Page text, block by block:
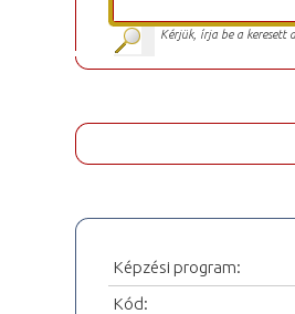
Kérjük, írja be a keresett
Képzési program:
Kód: